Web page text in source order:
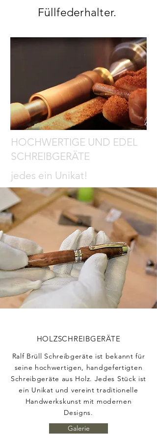
Füllfederhalter.
HOCHWERTIGE UND EDEL
SCHREIBGERÄTE
jedes ein Unikat!
HOLZSCHREIBGERÄTE
Ralf Brüll Schreibgeräte ist bekannt für
seine hochwertigen, handgefertigten
Schreibgeräte aus Holz. Jedes Stück ist
ein Unikat und vereint traditionelle
Handwerkskunst mit modernen
Designs.
Galerie